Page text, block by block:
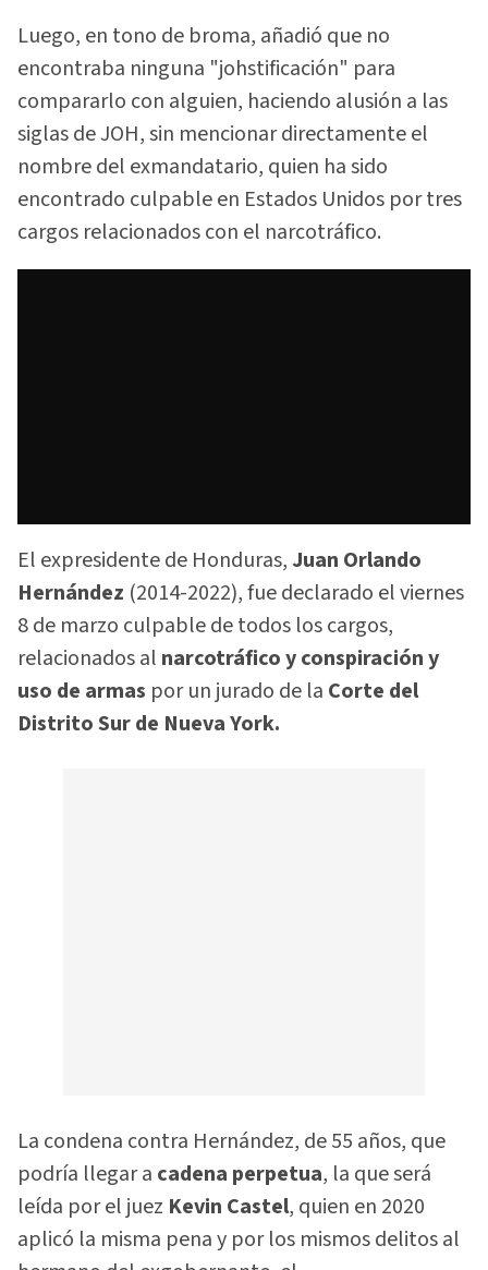
Luego, en tono de broma, añadió que no
encontraba ninguna "johstificación" para
compararlo con alguien, haciendo alusión a las
siglas de JOH, sin mencionar directamente el
nombre del exmandatario, quien ha sido
encontrado culpable en Estados Unidos por tres
cargos relacionados con el narcotráfico.
El expresidente de Honduras,Juan Orlando
Hernández (2014-2022), fue declarado el viernes
8 de marzo culpable de todos los cargos,
relacionados al narcotráfico y conspiración y
uso de armas por un jurado de la Corte del
Distrito Sur de Nueva York.
La condena contra Hernández, de 55 años, que
podría llegar a cadena perpetua, la que será
leída por el juez Kevin Castel, quien en 2020
aplicó la misma pena y por los mismos delitos al